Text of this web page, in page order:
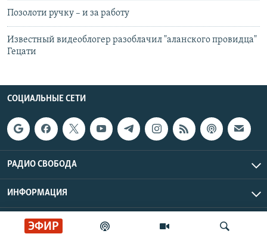
ЭФИР
Позолоти ручку – и за работу
Известный видеоблогер разоблачил "аланского провидца"
Гецати
СОЦИАЛЬНЫЕ СЕТИ
РАДИО СВОБОДА
ИНФОРМАЦИЯ
Радио Свобода © 2026 RFE/RL, Inc. | Все права защищены.